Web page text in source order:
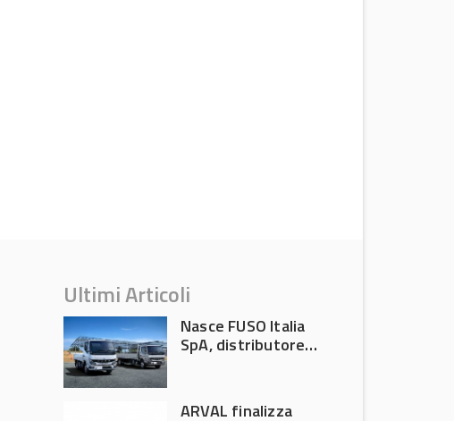
Ultimi Articoli
Nasce FUSO Italia
SpA, distributore
ARVAL finalizza